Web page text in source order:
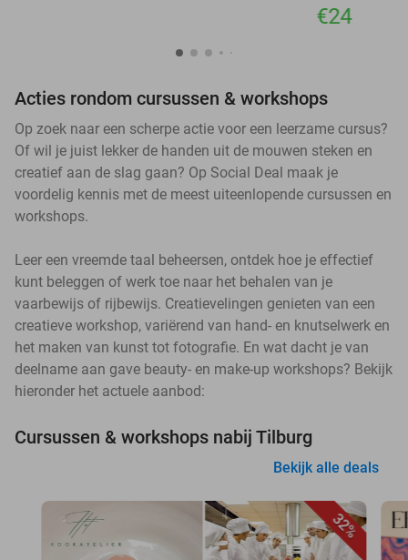
€24
Acties rondom cursussen & workshops
Op zoek naar een scherpe actie voor een leerzame cursus?
Of wil je juist lekker de handen uit de mouwen steken en
creatief aan de slag gaan? Op Social Deal maak je
voordelig kennis met de meest uiteenlopende cursussen en
workshops.
Leer een vreemde taal beheersen, ontdek hoe je effectief
kunt beleggen of werk toe naar het behalen van je
vaarbewijs of rijbewijs. Creatievelingen genieten van een
creatieve workshop, variërend van hand- en knutselwerk en
het maken van kunst tot fotografie. En wat dacht je van
deelname aan gave beauty- en make-up workshops? Bekijk
hieronder het actuele aanbod:
Cursussen & workshops nabij Tilburg
Bekijk alle deals
32%